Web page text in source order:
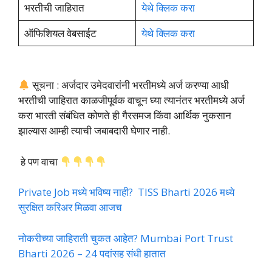
भरतीची जाहिरात
येथे क्लिक करा
ऑफिशियल वेबसाईट
येथे क्लिक करा
सूचना : अर्जदार उमेदवारांनी भरतीमध्ये अर्ज करण्या आधी
भरतीची जाहिरात काळजीपूर्वक वाचून घ्या त्यानंतर भरतीमध्ये अर्ज
करा भारती संबंधित कोणते ही गैरसमज किंवा आर्थिक नुकसान
झाल्यास आम्ही त्याची जबाबदारी घेणार नाही.
हे पण वाचा
Private Job मध्ये भविष्य नाही? TISS Bharti 2026 मध्ये
सुरक्षित करिअर मिळवा आजच
नोकरीच्या जाहिराती चुकत आहेत? Mumbai Port Trust
Bharti 2026 – 24 पदांसह संधी हातात